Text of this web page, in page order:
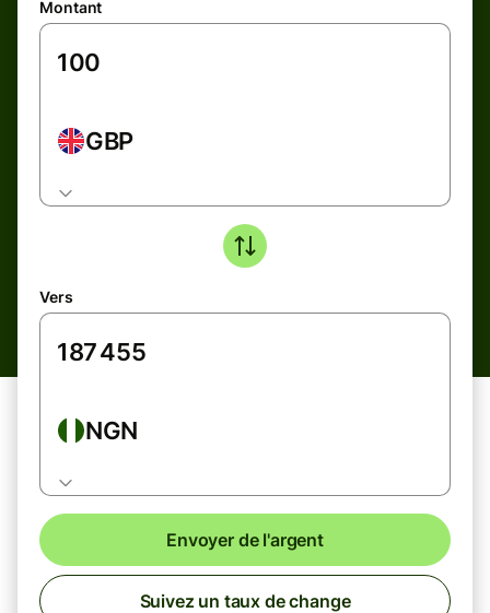
Montant
GBP
Vers
NGN
Envoyer de l'argent
Suivez un taux de change